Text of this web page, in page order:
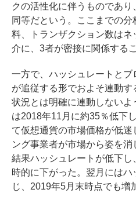
クの活性化に伴うものであ
同等だという。ここまでの
料、トランザクション数は
介に、3者が密接に関係する
一方で、ハッシュレートと
が追従する形でおよそ連動
状況とは明確に連動しない
は2018年11月に約35％低下
て仮想通貨の市場価格が低
ング事業者が市場から姿を
結果ハッシュレートが低下
時的に下がった。翌月には
じ、2019年5月末時点でも増